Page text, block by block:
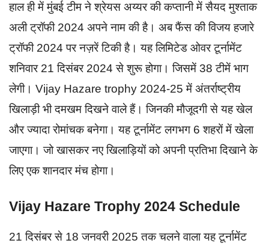
हाल ही में मुंबई टीम ने श्रेयस अय्यर की कप्तानी में सैयद मुश्ताक
अली ट्रॉफी 2024 अपने नाम की है। अब फैंस की विजय हजारे
ट्रॉफी 2024 पर नज़रें टिकी है। यह लिमिटेड ओवर टूर्नामेंट
शनिवार 21 दिसंबर 2024 से शुरू होगा। जिसमें 38 टीमें भाग
लेगी। Vijay Hazare trophy 2024-25 में अंतर्राष्ट्रीय
खिलाड़ी भी दमखम दिखने वाले हैं। जिनकी मौजूदगी से यह खेल
और ज्यादा रोमांचक बनेगा। यह टूर्नामेंट लगभग 6 शहरों में खेला
जाएगा। जो खासकर नए खिलाड़ियों को अपनी प्रतिभा दिखाने के
लिए एक शानदार मंच होगा।
Vijay Hazare Trophy 2024 Schedule
21 दिसंबर से 18 जनवरी 2025 तक चलने वाला यह टूर्नामेंट